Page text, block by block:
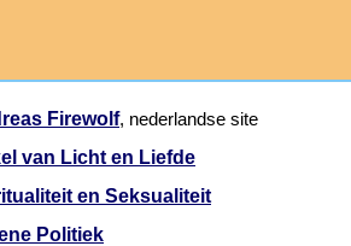
Firewolf, nederlandse site
van Licht en Liefde
en Seksualiteit
Politiek